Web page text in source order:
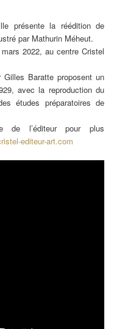
présente la réédition de
par Mathurin Méheut.
2022, au centre Cristel
Baratte proposent un
avec la reproduction du
études préparatoires de
de l’éditeur pour plus
editeur-art.com